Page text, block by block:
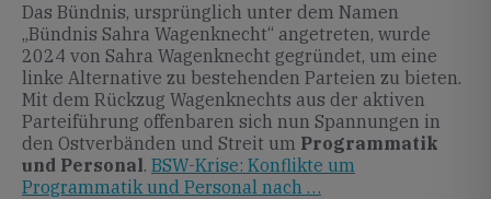
Das Bündnis, ursprünglich unter dem Namen
„Bündnis Sahra Wagenknecht“ angetreten, wurde
2024 von Sahra Wagenknecht gegründet, um eine
linke Alternative zu bestehenden Parteien zu bieten.
Mit dem Rückzug Wagenknechts aus der aktiven
Parteiführung offenbaren sich nun Spannungen in
den Ostverbänden und Streit um Programmatik
und Personal. BSW-Krise: Konflikte um
Programmatik und Personal nach …